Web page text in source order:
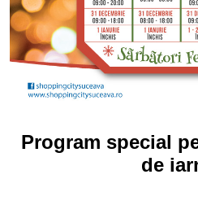
Program special
de